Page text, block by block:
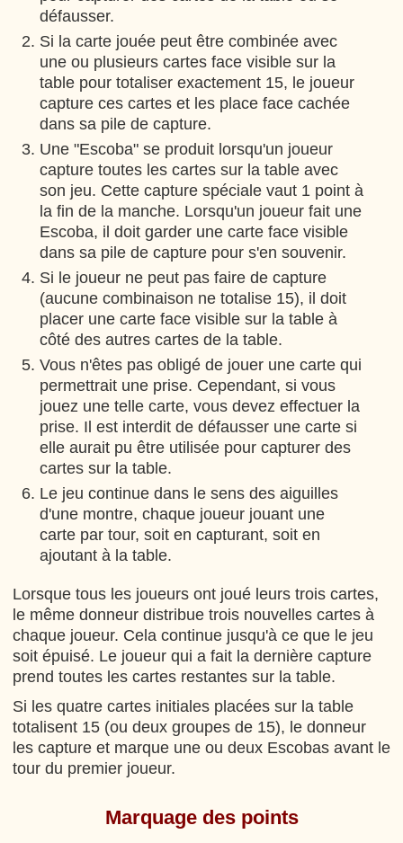
défausser.
Si la carte jouée peut être combinée avec
une ou plusieurs cartes face visible sur la
table pour totaliser exactement 15, le joueur
capture ces cartes et les place face cachée
dans sa pile de capture.
Une "Escoba" se produit lorsqu'un joueur
capture toutes les cartes sur la table avec
son jeu. Cette capture spéciale vaut 1 point à
la fin de la manche. Lorsqu'un joueur fait une
Escoba, il doit garder une carte face visible
dans sa pile de capture pour s'en souvenir.
Si le joueur ne peut pas faire de capture
(aucune combinaison ne totalise 15), il doit
placer une carte face visible sur la table à
côté des autres cartes de la table.
Vous n'êtes pas obligé de jouer une carte qui
permettrait une prise. Cependant, si vous
jouez une telle carte, vous devez effectuer la
prise. Il est interdit de défausser une carte si
elle aurait pu être utilisée pour capturer des
cartes sur la table.
Le jeu continue dans le sens des aiguilles
d'une montre, chaque joueur jouant une
carte par tour, soit en capturant, soit en
ajoutant à la table.
Lorsque tous les joueurs ont joué leurs trois cartes,
le même donneur distribue trois nouvelles cartes à
chaque joueur. Cela continue jusqu'à ce que le jeu
soit épuisé. Le joueur qui a fait la dernière capture
prend toutes les cartes restantes sur la table.
Si les quatre cartes initiales placées sur la table
totalisent 15 (ou deux groupes de 15), le donneur
les capture et marque une ou deux Escobas avant le
tour du premier joueur.
Marquage des points